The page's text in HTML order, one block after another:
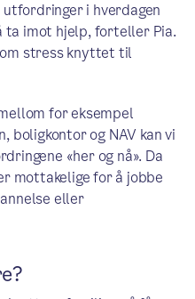
i hverdagen
ta imot hjelp, forteller Pia.
stress knyttet til
for eksempel
boligkontor og NAV kan vi
«her og nå». Da
mottakelige for å jobbe
eller